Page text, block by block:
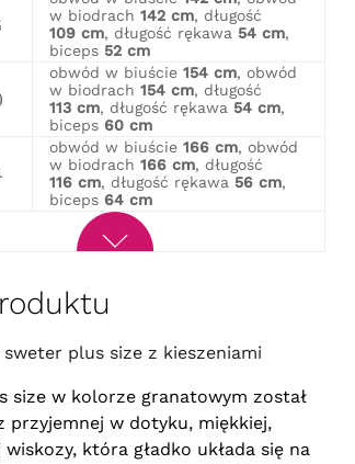
w biodrach 142 cm, długość
109 cm, długość rękawa 54 cm,
biceps 52 cm
obwód w biuście 154 cm, obwód
w biodrach 154 cm, długość
113 cm, długość rękawa 54 cm,
biceps 60 cm
obwód w biuście 166 cm, obwód
w biodrach 166 cm, długość
116 cm, długość rękawa 56 cm,
biceps 64 cm
sweter plus size z kieszeniami
size w kolorze granatowym został
przyjemnej w dotyku, miękkiej,
która gładko układa się na